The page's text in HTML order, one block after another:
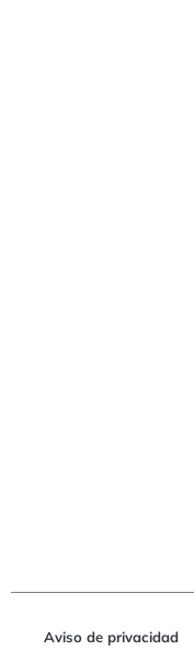
Aviso de privacidad